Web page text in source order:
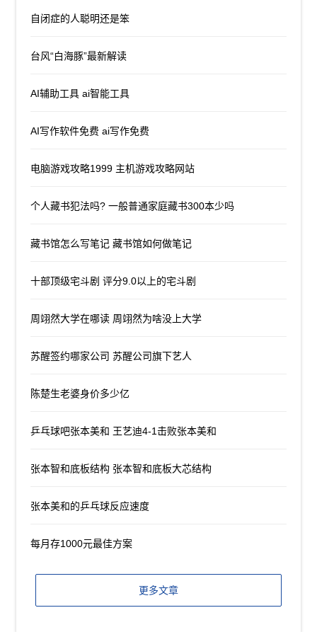
自闭症的人聪明还是笨
台风“白海豚”最新解读
AI辅助工具 ai智能工具
AI写作软件免费 ai写作免费
电脑游戏攻略1999 主机游戏攻略网站
个人藏书犯法吗? 一般普通家庭藏书300本少吗
藏书馆怎么写笔记 藏书馆如何做笔记
十部顶级宅斗剧 评分9.0以上的宅斗剧
周翊然大学在哪读 周翊然为啥没上大学
苏醒签约哪家公司 苏醒公司旗下艺人
陈楚生老婆身价多少亿
乒乓球吧张本美和 王艺迪4-1击败张本美和
张本智和底板结构 张本智和底板大芯结构
张本美和的乒乓球反应速度
每月存1000元最佳方案
更多文章